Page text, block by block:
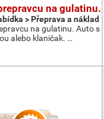
na gulatinu.
> Přeprava a náklad
na gulatinu. Auto s
alebo klaničak. …